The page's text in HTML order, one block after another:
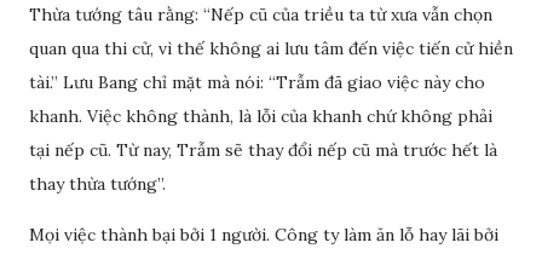
Thừa tướng tâu rằng: “Nếp cũ của triều ta từ xưa vẫn chọn
quan qua thi cử, vì thế không ai lưu tâm đến việc tiến cử hiền
tài.” Lưu Bang chỉ mặt mà nói: “Trẫm đã giao việc này cho
khanh. Việc không thành, là lỗi của khanh chứ không phải
tại nếp cũ. Từ nay, Trẫm sẽ thay đổi nếp cũ mà trước hết là
thay thừa tướng”.
Mọi việc thành bại bởi 1 người. Công ty làm ăn lỗ hay lãi bởi